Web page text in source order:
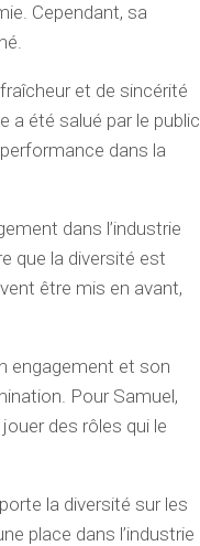
Cependant, sa
et de sincérité
a été salué par le public
dans la
dans l’industrie
que la diversité est
être mis en avant,
engagement et son
Pour Samuel,
des rôles qui le
la diversité sur les
place dans l’industrie